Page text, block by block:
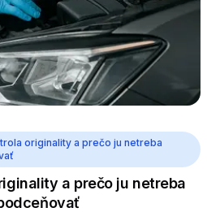
originality a prečo ju netreba
a prečo ju netreba